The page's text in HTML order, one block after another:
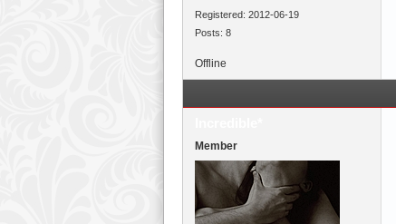
Registered: 2012-06-19
Posts: 8
Offline
Member